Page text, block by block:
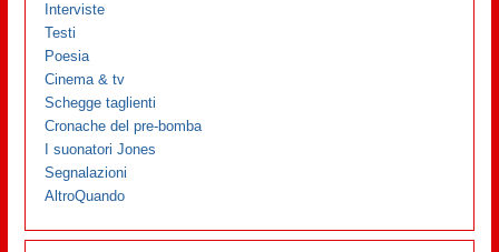
Interviste
Testi
Poesia
Cinema & tv
Schegge taglienti
Cronache del pre-bomba
I suonatori Jones
Segnalazioni
AltroQuando